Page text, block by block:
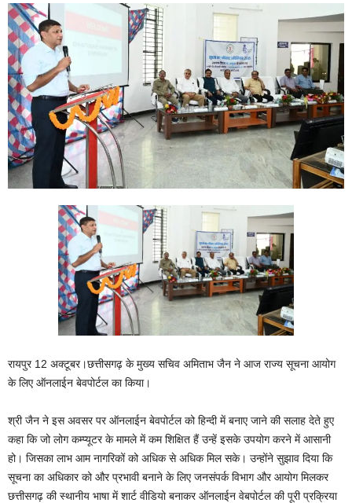
रायपुर 12 अक्टूबर।छत्तीसगढ़ के मुख्य सचिव अमिताभ जैन ने आज राज्य सूचना आयोग
के लिए ऑनलाईन बेवपोर्टल का किया।
श्री जैन ने इस अवसर पर ऑनलाईन बेवपोर्टल को हिन्दी में बनाए जाने की सलाह देते हुए
कहा कि जो लोग कम्प्यूटर के मामले में कम शिक्षित हैं उन्हें इसके उपयोग करने में आसानी
हो। जिसका लाभ आम नागरिकों को अधिक से अधिक मिल सके। उन्होंने सुझाव दिया कि
सूचना का अधिकार को और प्रभावी बनाने के लिए जनसंपर्क विभाग और आयोग मिलकर
छत्तीसगढ़ की स्थानीय भाषा में शार्ट वीडियो बनाकर ऑनलाईन वेबपोर्टल की पूरी प्रक्रिया